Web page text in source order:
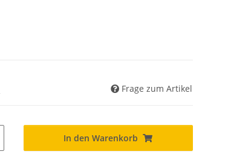
Frage zum Artikel
In den Warenkorb